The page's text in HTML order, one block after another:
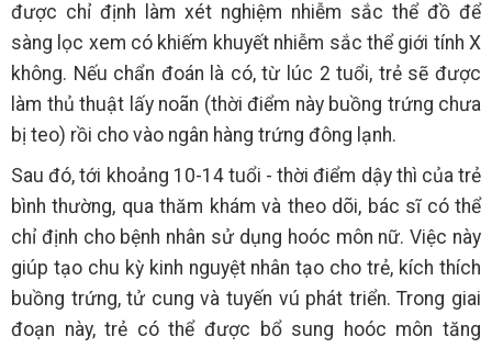
được chỉ định làm xét nghiệm nhiễm sắc thể đồ để
sàng lọc xem có khiếm khuyết nhiễm sắc thể giới tính X
không. Nếu chẩn đoán là có, từ lúc 2 tuổi, trẻ sẽ được
làm thủ thuật lấy noãn (thời điểm này buồng trứng chưa
bị teo) rồi cho vào ngân hàng trứng đông lạnh.
Sau đó, tới khoảng 10-14 tuổi - thời điểm dậy thì của trẻ
bình thường, qua thăm khám và theo dõi, bác sĩ có thể
chỉ định cho bệnh nhân sử dụng hoóc môn nữ. Việc này
giúp tạo chu kỳ kinh nguyệt nhân tạo cho trẻ, kích thích
buồng trứng, tử cung và tuyến vú phát triển. Trong giai
đoạn này, trẻ có thể được bổ sung hoóc môn tăng